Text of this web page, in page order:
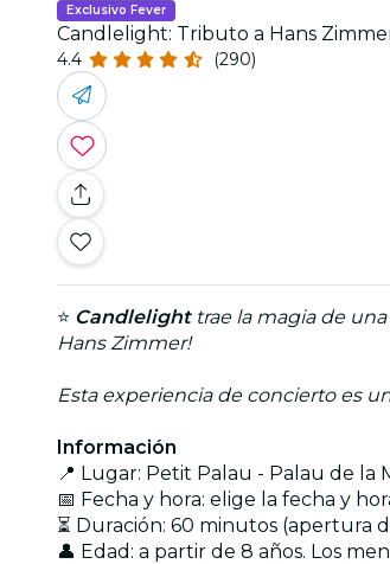
Exclusivo Fever
Candlelight: Tributo a Hans
4.4 (290)
⭐ Candlelighttrae la magia de una
Hans Zimmer!
Esta experiencia de concierto es
Información
📍 Lugar: Petit Palau - Palau de la
📅 Fecha y hora: elige la fecha y
⏳ Duración: 60 minutos (apertura
👤 Edad: a partir de 8 años. Los